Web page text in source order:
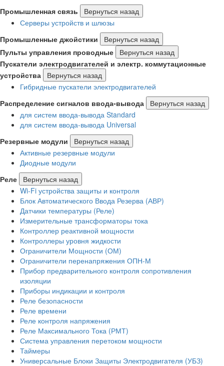
Промышленная связь
Вернуться назад
Серверы устройств и шлюзы
Промышленные джойстики
Вернуться назад
Пульты управления проводные
Вернуться назад
Пускатели электродвигателей и электр. коммутационные
устройства
Вернуться назад
Гибридные пускатели электродвигателей
Распределение сигналов ввода-вывода
Вернуться назад
для систем ввода-вывода Standard
для систем ввода-вывода Universal
Резервные модули
Вернуться назад
Активные резервные модули
Диодные модули
Реле
Вернуться назад
Wi-Fi устройства защиты и контроля
Блок Автоматического Ввода Резерва (АВР)
Датчики температуры (Реле)
Измерительные трансформаторы тока
Контроллер реактивной мощности
Контроллеры уровня жидкости
Ограничители Мощности (ОМ)
Ограничители перенапряжения ОПН-М
Прибор предварительного контроля сопротивления
изоляции
Приборы индикации и контроля
Реле безопасности
Реле времени
Реле контроля напряжения
Реле Максимального Тока (РМТ)
Система управления перетоком мощности
Таймеры
Универсальные Блоки Защиты Электродвигателя (УБЗ)